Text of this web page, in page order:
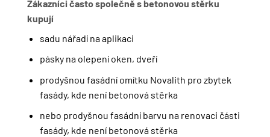
Zákazníci často společně s betonovou stěrku
kupují
sadu nářadí na aplikaci
pásky na olepení oken, dveří
prodyšnou fasádní omítku Novalith pro zbytek
fasády, kde není betonová stěrka
nebo prodyšnou fasádní barvu na renovaci části
fasády, kde není betonová stěrka